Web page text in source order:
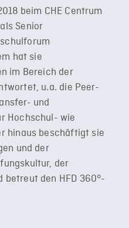
beim CHE Centrum
Senior
hat sie
im Bereich der
u.a. die Peer-
und
Hochschul- wie
hinaus beschäftigt sie
und der
der
betreut den HFD 360°-